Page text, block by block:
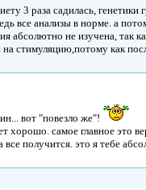
3 раза садилась, генетики
все анализы в норме. а
абсолютно не изучена, так
стимуляцию,потому как
вот "повезло же"!
хорошо. самое главное это
все получится. это я тебе